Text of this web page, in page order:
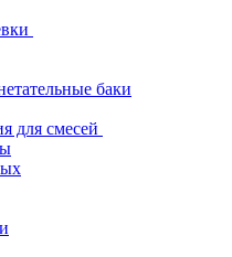
баки
для смесей